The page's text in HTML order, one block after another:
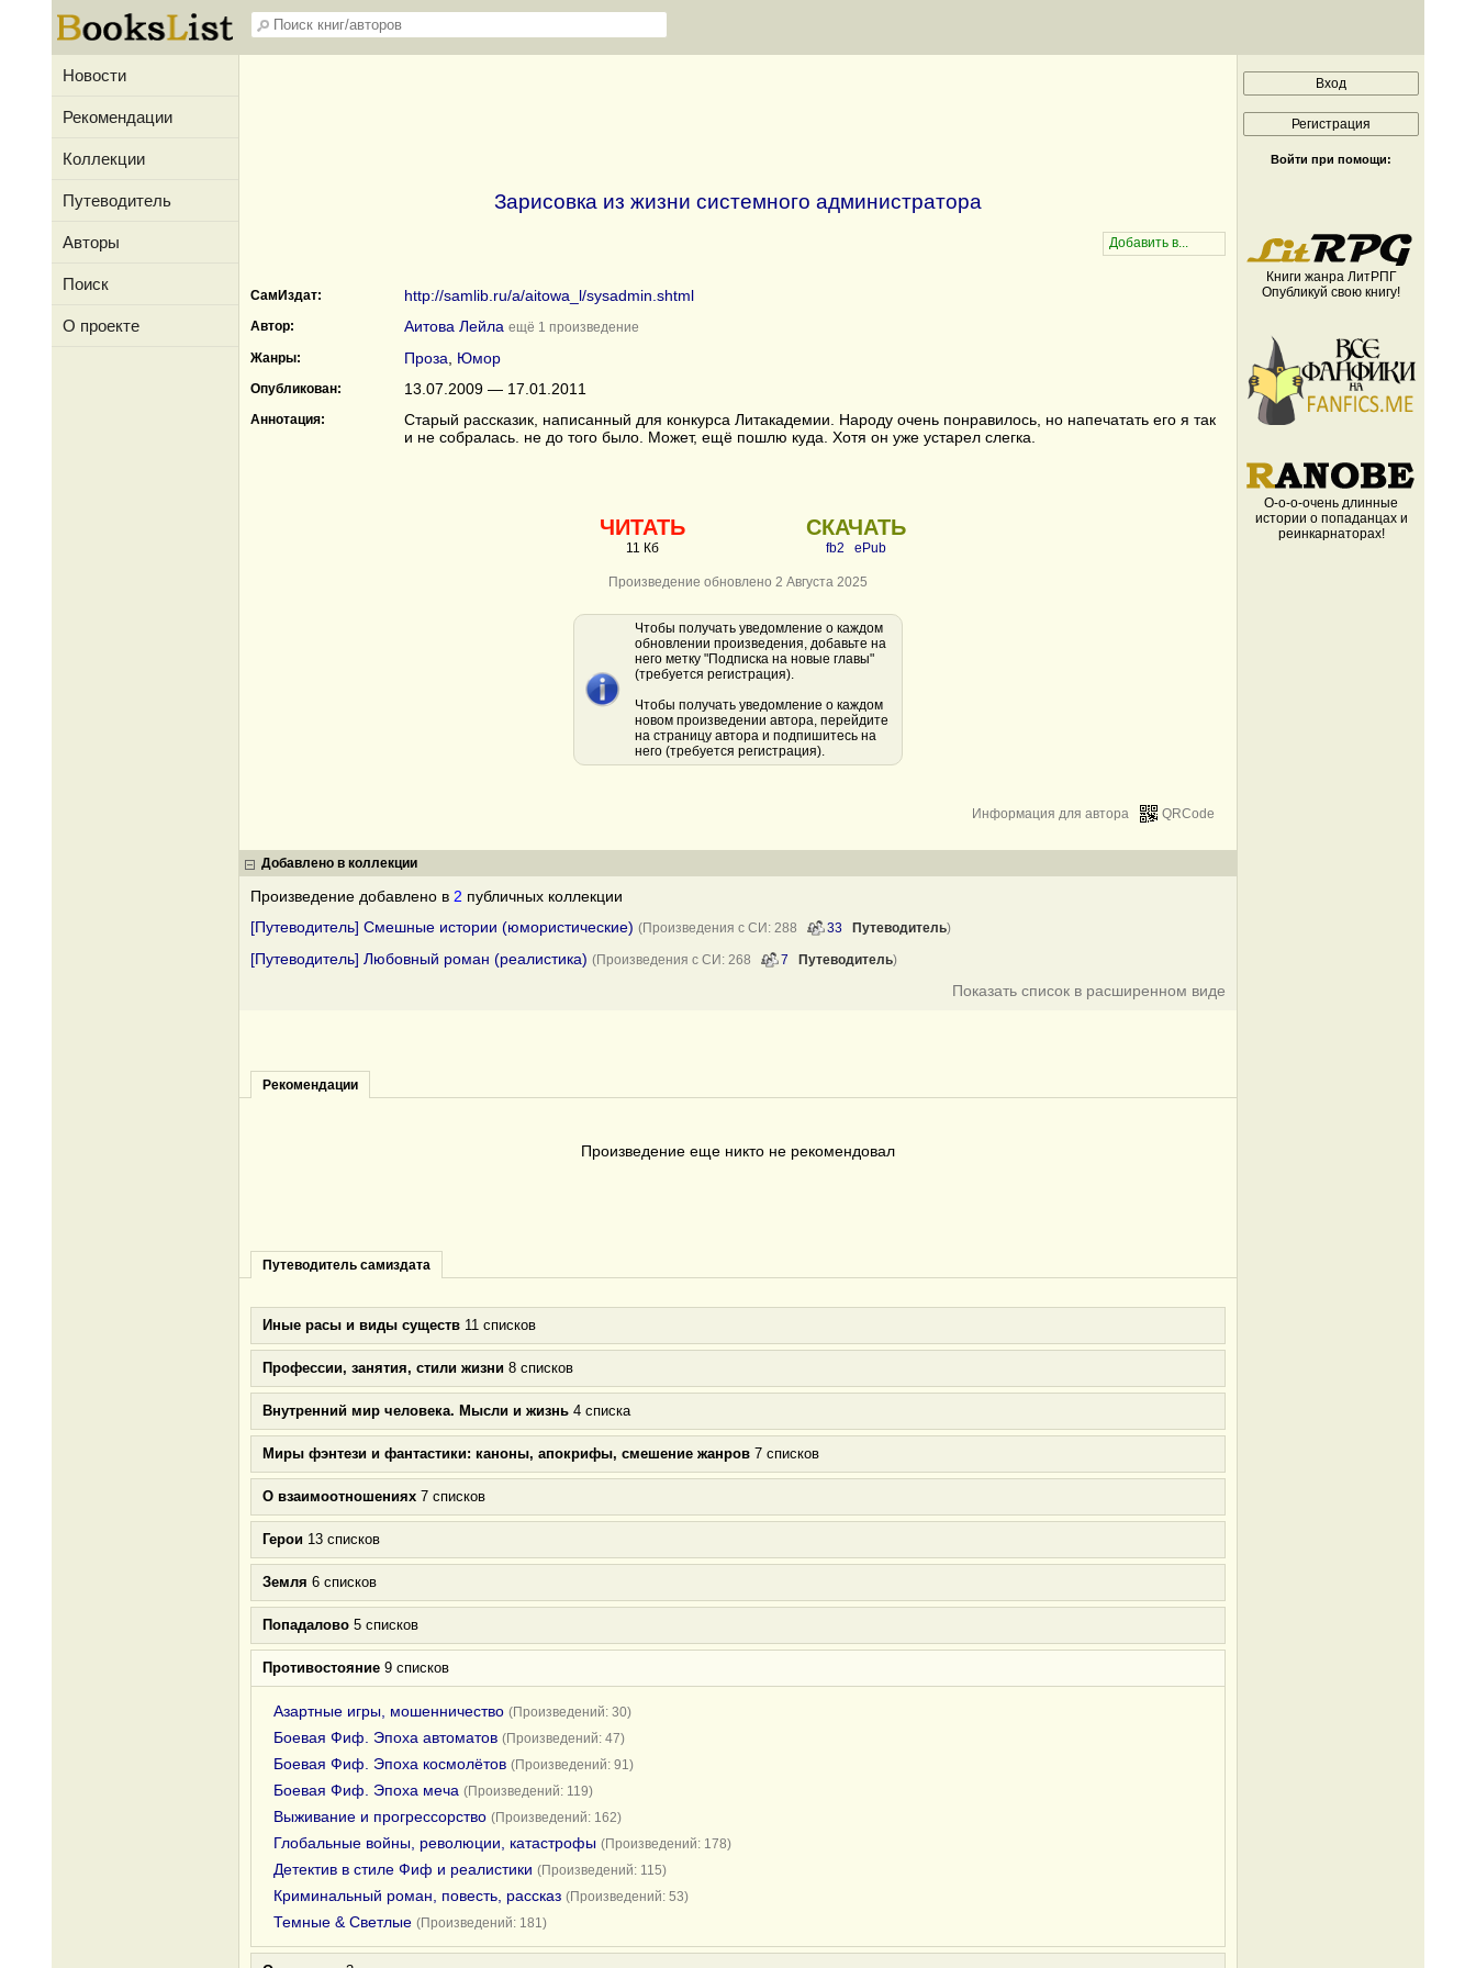
Новости
Рекомендации
Коллекции
Путеводитель
Авторы
Поиск
О проекте
Зарисовка из жизни системного администратора
СамИздат: http://samlib.ru/a/aitowa_l/sysadmin.shtml
Автор: Аитова Лейла ещё 1 произведение
Жанры:
Проза Юмор
Опубликован: 13.07.2009 — 17.01.2011
Аннотация:
Старый рассказик, написанный для конкурса Литакадемии. Народу очень понравилось, но напечатать его я так
и не собралась. не до того было. Может, ещё пошлю куда. Хотя он уже устарел слегка.
ЧИТАТЬ
11 Кб
СКАЧАТЬ
fb2 ePub
Произведение обновлено 2 Августа 2025
Чтобы получать уведомление о каждом
обновлении произведения, добавьте на
него метку "Подписка на новые главы"
(требуется регистрация).
Чтобы получать уведомление о каждом
новом произведении автора, перейдите
на страницу автора и подпишитесь на
него (требуется регистрация).
QRCode
Информация для автора
Добавлено в коллекции
Произведение добавлено в 2 публичных коллекции
[Путеводитель] Смешные истории (юмористические) (Произведения с СИ: 288 33 Путеводитель)
[Путеводитель] Любовный роман (реалистика) (Произведения с СИ: 268 7 Путеводитель)
Показать список в расширенном виде
Рекомендации
Произведение еще никто не рекомендовал
Путеводитель самиздата
Иные расы и виды существ 11 списков
Профессии, занятия, стили жизни 8 списков
Внутренний мир человека. Мысли и жизнь 4 списка
Миры фэнтези и фантастики: каноны, апокрифы, смешение жанров 7 списков
О взаимоотношениях 7 списков
Герои 13 списков
Земля 6 списков
Попадалово 5 списков
Противостояние 9 списков
Азартные игры, мошенничество (Произведений: 30)
Боевая Фиф. Эпоха автоматов (Произведений: 47)
Боевая Фиф. Эпоха космолётов (Произведений: 91)
Боевая Фиф. Эпоха меча (Произведений: 119)
Выживание и прогрессорство (Произведений: 162)
Глобальные войны, революции, катастрофы (Произведений: 178)
Детектив в стиле Фиф и реалистики (Произведений: 115)
Криминальный роман, повесть, рассказ (Произведений: 53)
Темные & Светлые (Произведений: 181)
Войти при помощи:
Книги жанра ЛитРПГ
Опубликуй свою книгу!
О-о-о-очень длинные
истории о попаданцах и
реинкарнаторах!